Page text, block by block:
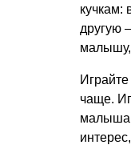
кучкам:
другую
чаще.
малыша